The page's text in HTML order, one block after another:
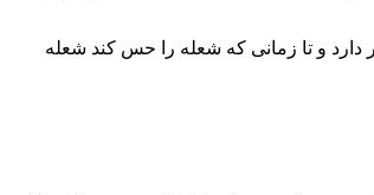
و تا زمانی که شعله را حس کند شعله